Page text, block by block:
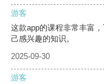
游客
这款app的课程非常丰富
己感兴趣的知识。
2025-09-30
游客